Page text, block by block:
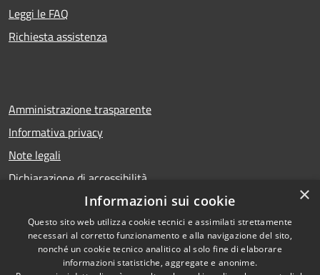
Leggi le FAQ
Richiesta assistenza
Amministrazione trasparente
Informativa privacy
Note legali
Dichiarazione di accessibilità
RSS
Accessibilità
Copyright © 2026 • Comune di
Calcio • Powered by
×
Informazioni sui cookie
Questo sito web utilizza cookie tecnici e assimilati strettamente
necessari al corretto funzionamento e alla navigazione del sito,
nonché un cookie tecnico analitico al solo fine di elaborare
informazioni statistiche, aggregate e anonime.